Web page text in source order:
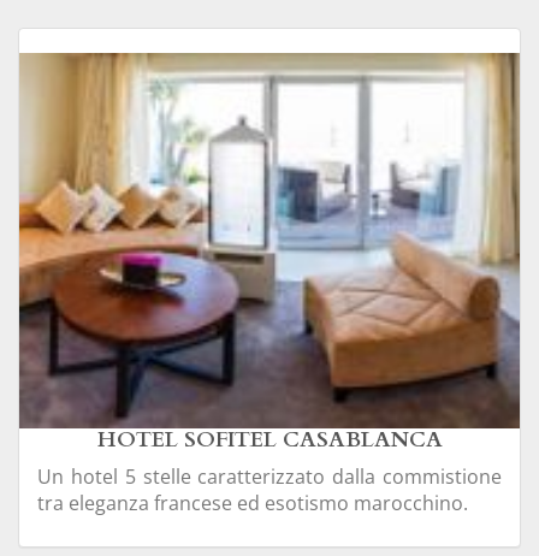
HOTEL SOFITEL CASABLANCA
Un hotel 5 stelle caratterizzato dalla commistione
tra eleganza francese ed esotismo marocchino.